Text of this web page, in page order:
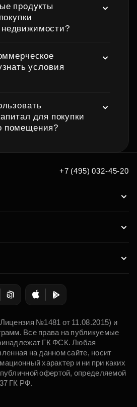
продукты
условия
для покупки
помещения?
+7 (495) 032-45-20
№1481 от 11.08.2015) и
Все права на публикуемые
ГК ФСК. Любая
на данном сайте, носит
характер и ни при каких
офертой, определяемой
ГК РФ.